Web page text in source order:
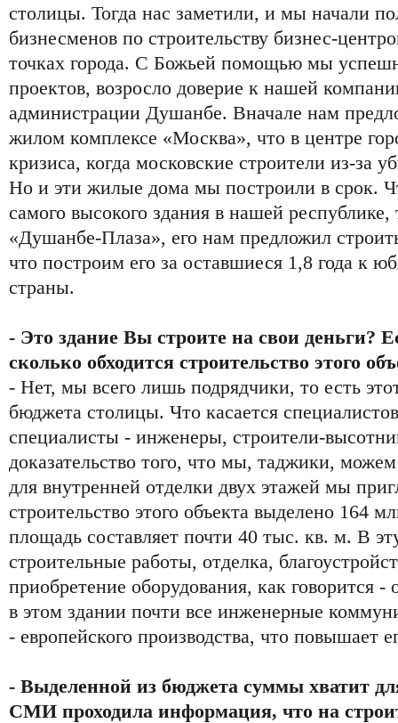
столицы. Тогда нас заметили, и мы начали
бизнесменов по строительству бизнес-
точках города. С Божьей помощью мы
проектов, возросло доверие к нашей
администрации Душанбе. Вначале нам
жилом комплексе «Москва», что в центре
кризиса, когда московские строители из-за
Но и эти жилые дома мы построили в срок.
самого высокого здания в нашей республике,
«Душанбе-Плаза», его нам предложил
что построим его за оставшиеся 1,8 года к
страны.
- Это здание Вы строите на свои деньги?
сколько обходится строительство этого
- Нет, мы всего лишь подрядчики, то есть
бюджета столицы. Что касается
специалисты - инженеры, строители-
доказательство того, что мы, таджики,
для внутренней отделки двух этажей мы
строительство этого объекта выделено 164
площадь составляет почти 40 тыс. кв. м. В
строительные работы, отделка,
приобретение оборудования, как говорится
в этом здании почти все инженерные
- европейского производства, что повышает
- Выделенной из бюджета суммы хватит
СМИ проходила информация, что на